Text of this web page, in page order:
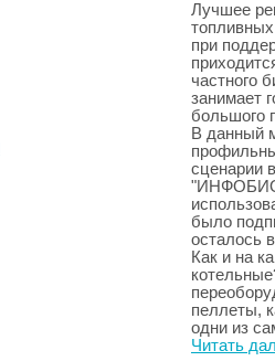
Лучшее
при
частного
занимает
большого
В данный
сценарии
было
осталось
Как и на
пеллеты,
одни из
Читать